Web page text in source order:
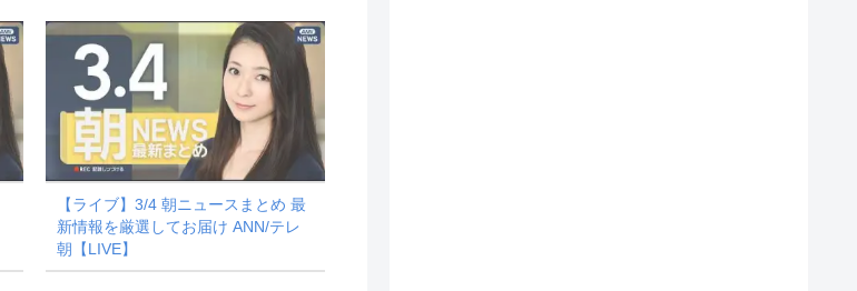
【ライブ】3/4 朝ニュースまとめ 最
新情報を厳選してお届け ANN/テレ
朝【LIVE】